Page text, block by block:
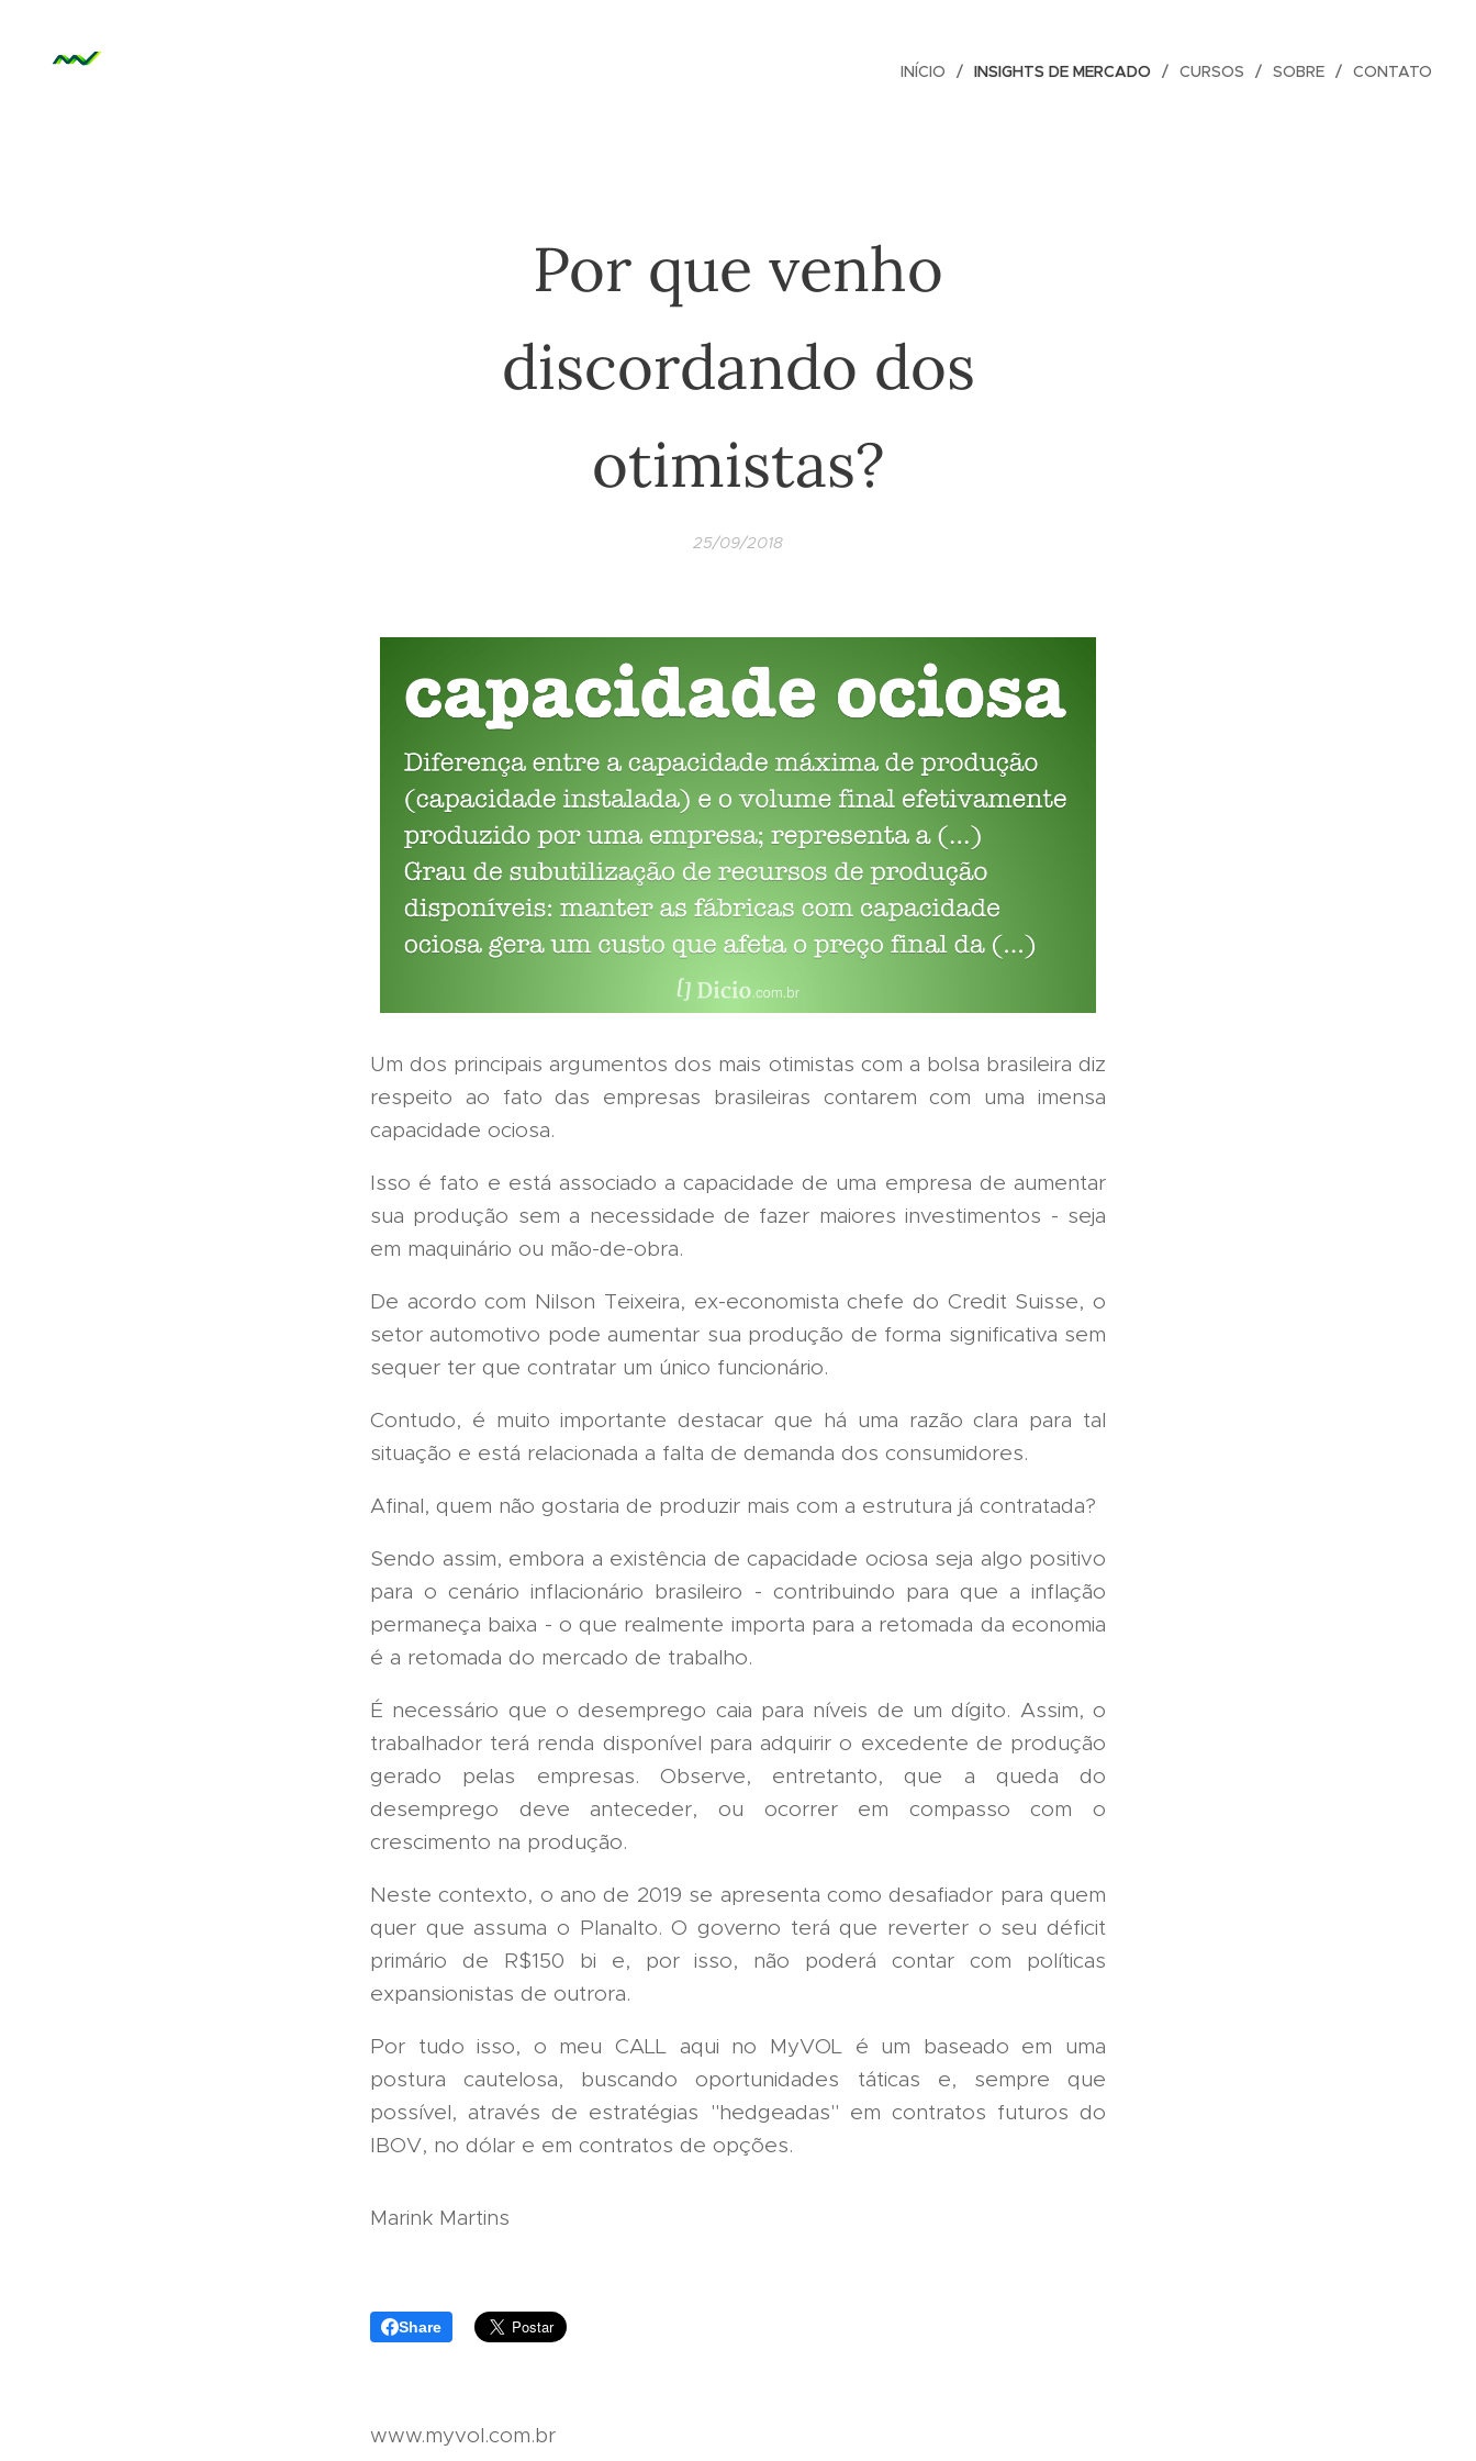
INÍCIO INSIGHTS DE MERCADO CURSOS SOBRE CONTATO
Por que venho
discordando dos
otimistas?
25/09/2018
Um dos principais argumentos dos mais otimistas com a bolsa brasileira diz
respeito ao fato das empresas brasileiras contarem com uma imensa
capacidade ociosa.
Isso é fato e está associado a capacidade de uma empresa de aumentar
sua produção sem a necessidade de fazer maiores investimentos - seja
em maquinário ou mão-de-obra.
De acordo com Nilson Teixeira, ex-economista chefe do Credit Suisse, o
setor automotivo pode aumentar sua produção de forma significativa sem
sequer ter que contratar um único funcionário.
Contudo, é muito importante destacar que há uma razão clara para tal
situação e está relacionada a falta de demanda dos consumidores.
Afinal, quem não gostaria de produzir mais com a estrutura já contratada?
Sendo assim, embora a existência de capacidade ociosa seja algo positivo
para o cenário inflacionário brasileiro - contribuindo para que a inflação
permaneça baixa - o que realmente importa para a retomada da economia
é a retomada do mercado de trabalho.
É necessário que o desemprego caia para níveis de um dígito. Assim, o
trabalhador terá renda disponível para adquirir o excedente de produção
gerado pelas empresas. Observe, entretanto, que a queda do
desemprego deve anteceder, ou ocorrer em compasso com o
crescimento na produção.
Neste contexto, o ano de 2019 se apresenta como desafiador para quem
quer que assuma o Planalto. O governo terá que reverter o seu déficit
primário de R$150 bi e, por isso, não poderá contar com políticas
expansionistas de outrora.
Por tudo isso, o meu CALL aqui no MyVOL é um baseado em uma
postura cautelosa, buscando oportunidades táticas e, sempre que
possível, através de estratégias "hedgeadas" em contratos futuros do
IBOV, no dólar e em contratos de opções.
Marink Martins
Share
www.myvol.com.br